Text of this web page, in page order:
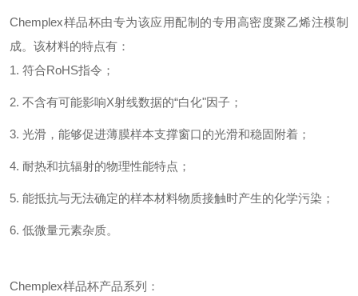
Chemplex样品杯由专为该应用配制的专用高密度聚乙烯注模制
成。该材料的特点有：
1. 符合RoHS指令；
2. 不含有可能影响X射线数据的“白化"因子；
3. 光滑，能够促进薄膜样本支撑窗口的光滑和稳固附着；
4. 耐热和抗辐射的物理性能特点；
5. 能抵抗与无法确定的样本材料物质接触时产生的化学污染；
6. 低微量元素杂质。
Chemplex样品杯产品系列：